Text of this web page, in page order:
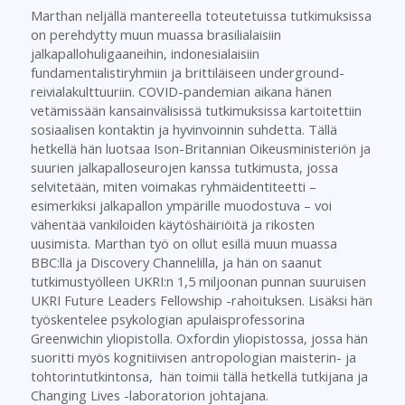
Marthan neljällä mantereella toteutetuissa tutkimuksissa
on perehdytty muun muassa brasilialaisiin
jalkapallohuligaaneihin, indonesialaisiin
fundamentalistiryhmiin ja brittiläiseen underground-
reivialakulttuuriin. COVID-pandemian aikana hänen
vetämissään kansainvälisissä tutkimuksissa kartoitettiin
sosiaalisen kontaktin ja hyvinvoinnin suhdetta. Tällä
hetkellä hän luotsaa Ison-Britannian Oikeusministeriön ja
suurien jalkapalloseurojen kanssa tutkimusta, jossa
selvitetään, miten voimakas ryhmäidentiteetti –
esimerkiksi jalkapallon ympärille muodostuva – voi
vähentää vankiloiden käytöshäiriöitä ja rikosten
uusimista. Marthan työ on ollut esillä muun muassa
BBC:llä ja Discovery Channelilla, ja hän on saanut
tutkimustyölleen UKRI:n 1,5 miljoonan punnan suuruisen
UKRI Future Leaders Fellowship -rahoituksen. Lisäksi hän
työskentelee psykologian apulaisprofessorina
Greenwichin yliopistolla. Oxfordin yliopistossa, jossa hän
suoritti myös kognitiivisen antropologian maisterin- ja
tohtorintutkintonsa, hän toimii tällä hetkellä tutkijana ja
Changing Lives -laboratorion johtajana.